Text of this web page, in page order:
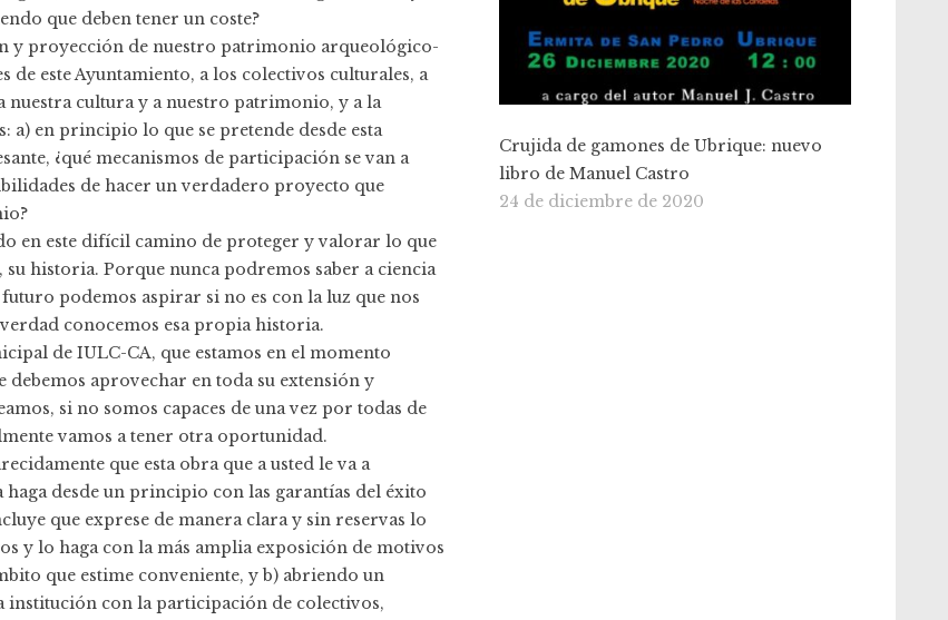
que deben tener un coste?
y proyección de nuestro patrimonio arqueológico-
este Ayuntamiento, a los colectivos culturales, a
nuestra cultura y a nuestro patrimonio, y a la
a) en principio lo que se pretende desde esta
¿qué mecanismos de participación se van a
de hacer un verdadero proyecto que
en este difícil camino de proteger y valorar lo que
historia. Porque nunca podremos saber a ciencia
podemos aspirar si no es con la luz que nos
conocemos esa propia historia.
de IULC-CA, que estamos en el momento
debemos aprovechar en toda su extensión y
si no somos capaces de una vez por todas de
vamos a tener otra oportunidad.
que esta obra que a usted le va a
desde un principio con las garantías del éxito
que exprese de manera clara y sin reservas lo
y lo haga con la más amplia exposición de motivos
que estime conveniente, y b) abriendo un
institución con la participación de colectivos,
Crujida de gamones de Ubrique: nuevo
libro de Manuel Castro
24 de diciembre de 2020